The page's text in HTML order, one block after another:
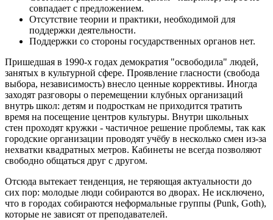
совпадает с предложением.
Отсутствие теории и практики, необходимой для
поддержки деятельности.
Поддержки со стороны государственных органов нет.
Пришедшая в 1990-х годах демократия "освободила" людей,
занятых в культурной сфере. Проявление гласности (свобода
выбора, независимость) внесло ценные коррективы. Иногда
заходят разговоры о перемещении клубных организаций
внутрь школ: детям и подросткам не приходится тратить
время на посещение центров культуры. Внутри школьных
стен проходят кружки - частичное решение проблемы, так как
городские организации проводят учёбу в несколько смен из-за
нехватки квадратных метров. Кабинеты не всегда позволяют
свободно общаться друг с другом.
Отсюда вытекает тенденция, не теряющая актуальности до
сих пор: молодые люди собираются во дворах. Не исключено,
что в городах собираются неформальные группы (Punk, Goth),
которые не зависят от преподавателей.